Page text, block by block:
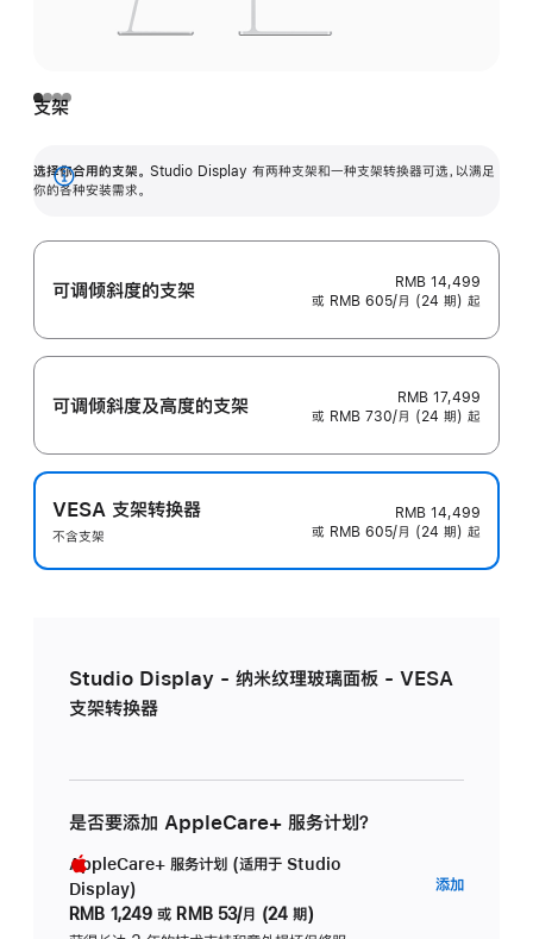
支架
选择你合用的支架。 Studio Display 有两种支架和一种支架转换器可选，以满足
你的各种安装需求。
展
可调倾斜度的支架
RMB 14,499
或 RMB 605/月 (24 期) 起
可调倾斜度及高‍度的支‍架
RMB 17,499
或 RMB 730/月 (24 期) 起
VESA 支架转换器
不含支架
RMB 14,499
或 RMB 605/月 (24 期) 起
Studio Display - 纳米纹理玻璃面板 - VESA
支架转换器
是否要添加 AppleCare+ 服务计划？
AppleCare+ 服务计划 (适用于 Studio
Display)
RMB 1,249 或 RMB 53/月 (24 期)
添加